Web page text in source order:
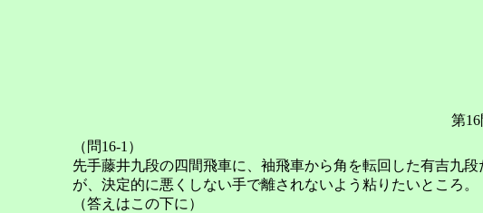
第
（問16-1）
先手藤井九段の四間飛車に、袖飛車から角を転回した有吉九
が、決定的に悪くしない手で離されないよう粘りたいところ。
（答えはこの下に）